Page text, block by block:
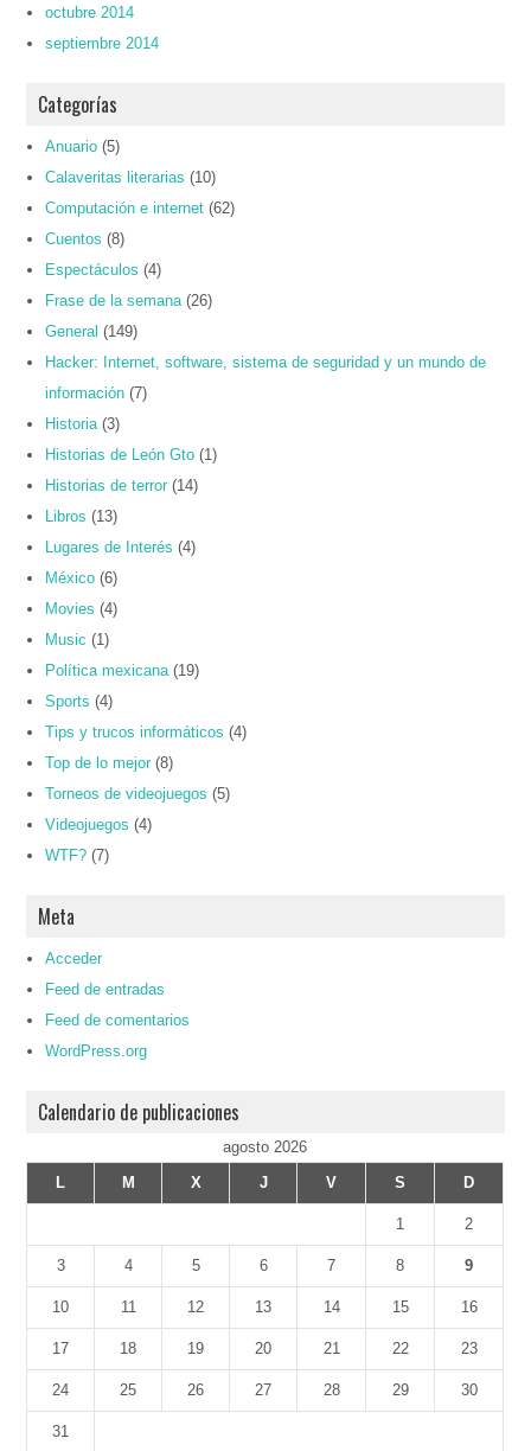
octubre 2014
septiembre 2014
Categorías
Anuario (5)
Calaveritas literarias (10)
Computación e internet (62)
Cuentos (8)
Espectáculos (4)
Frase de la semana (26)
General (149)
Hacker: Internet, software, sistema de seguridad y un mundo de
información (7)
Historia (3)
Historias de León Gto (1)
Historias de terror (14)
Libros (13)
Lugares de Interés (4)
México (6)
Movies (4)
Music (1)
Política mexicana (19)
Sports (4)
Tips y trucos informáticos (4)
Top de lo mejor (8)
Torneos de videojuegos (5)
Videojuegos (4)
WTF? (7)
Meta
Acceder
Feed de entradas
Feed de comentarios
WordPress.org
Calendario de publicaciones
agosto 2026
L
M X J V S D
1 2
3 4 5 6 7 8 9
10 11 12 13 14 15 16
17 18 19 20 21 22 23
24 25 26 27 28 29 30
31